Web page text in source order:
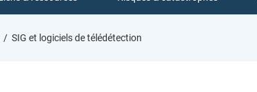
SIG et logiciels de télédétection